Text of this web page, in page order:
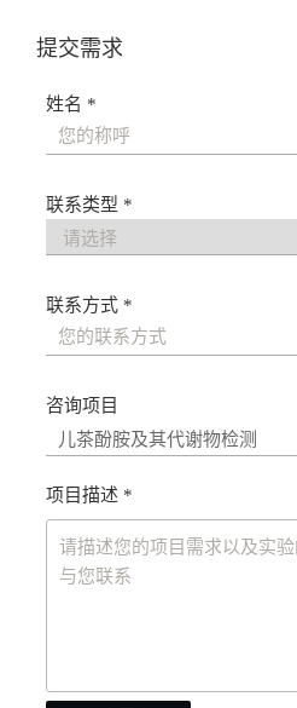
提交需求
姓名 *
联系类型 *
联系方式 *
咨询项目
项目描述 *